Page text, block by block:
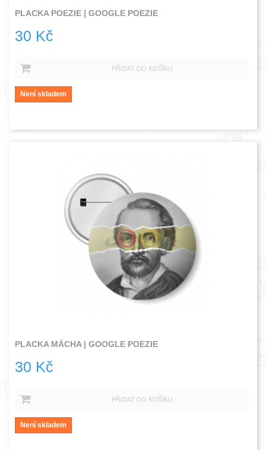
PLACKA POEZIE | GOOGLE POEZIE
30 Kč
PŘIDAT DO KOŠÍKU
Není skladem
PLACKA MÁCHA | GOOGLE POEZIE
30 Kč
PŘIDAT DO KOŠÍKU
Není skladem